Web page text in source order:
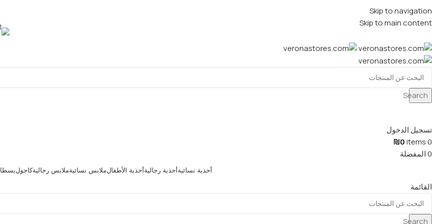
Skip to navigation
Skip to main content
Search
تسجيل الدخول
0
items
₪0
0المفضلة
أحذية نسائية أحذية رجالية أحذية الأطفالملابس نسائيةملابس رجاليةكاجول
القائمة
Search